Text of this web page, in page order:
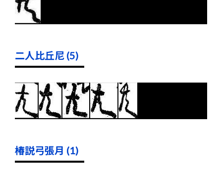
二人比丘尼 (5)
椿説弓張月 (1)